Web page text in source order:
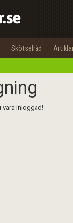
Skötselråd Artiklar
vara inloggad!